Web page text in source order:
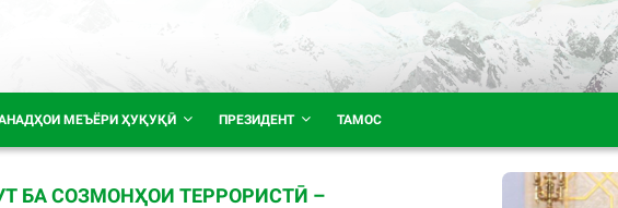
МЕЪЁРИ ҲУҚУҚӢ ПРЕЗИДЕНТ ТАМОС
БА СОЗМОНҲОИ ТЕРРОРИСТӢ –